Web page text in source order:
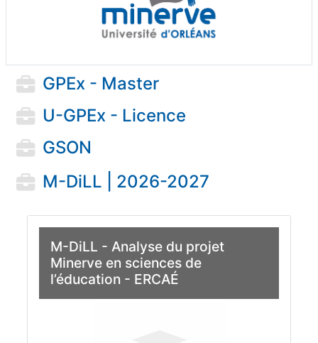
GPEx - Master
U-GPEx - Licence
GSON
M-DiLL | 2026-2027
M-DiLL - Analyse du projet
Minerve en sciences de
l’éducation - ERCAÉ